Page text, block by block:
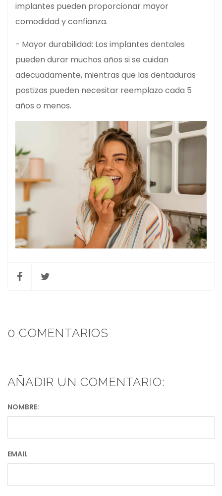
implantes pueden proporcionar mayor
comodidad y confianza.
- Mayor durabilidad: Los implantes dentales
pueden durar muchos años si se cuidan
adecuadamente, mientras que las dentaduras
postizas pueden necesitar reemplazo cada 5
años o menos.
0 COMENTARIOS
AÑADIR UN COMENTARIO:
NOMBRE:
EMAIL